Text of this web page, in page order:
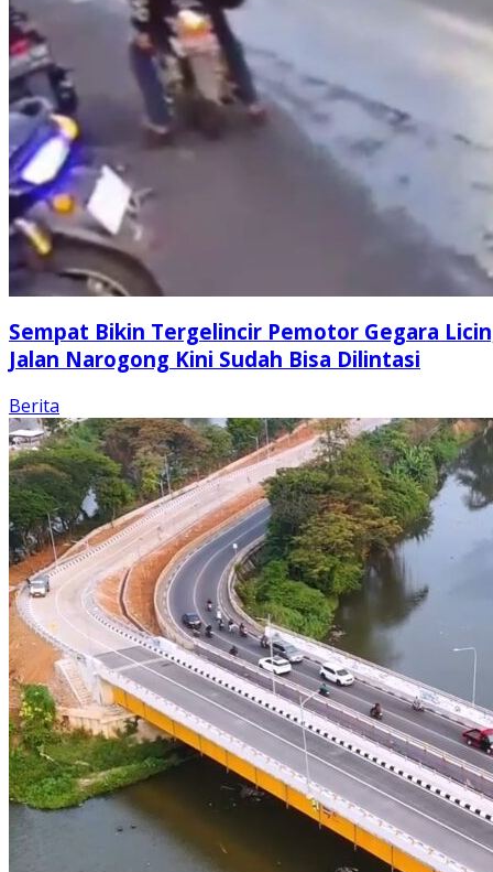
Sempat Bikin Tergelincir Pemotor Gegara
Jalan Narogong Kini Sudah Bisa Dilintasi
Berita